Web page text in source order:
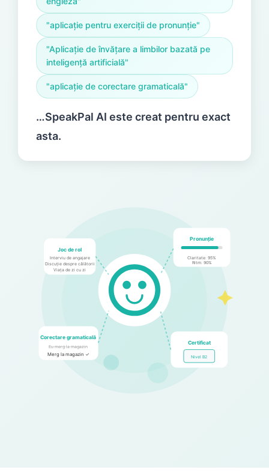
"aplicație pentru exerciții de pronunție"
"Aplicație de învățare a limbilor bazată pe
inteligență artificială"
"aplicație de corectare gramaticală"
…SpeakPal AI este creat pentru exact
asta.
Joc de rol
Interviu de angajare
Discuție despre călătorii
Viața de zi cu zi
Pronunție
Claritate: 95%
Ritm: 90%
Corectare gramaticală
Eu merg la magazin
Merg la magazin ✓
Certificat
Nivel B2